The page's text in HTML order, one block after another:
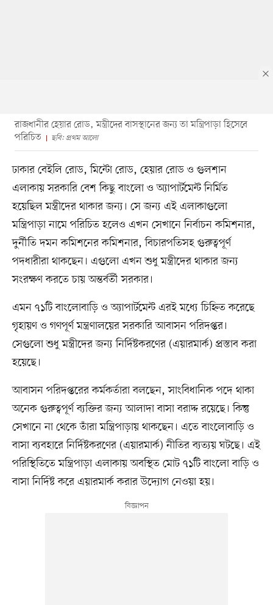
রাজধানীর হেয়ার রোড, মন্ত্রীদের বাসস্থানের জন্য তা মন্ত্রিপাড়া হিসেবে
পরিচিত
ছবি: প্রথম আলো
ঢাকার বেইলি রোড, মিন্টো রোড, হেয়ার রোড ও গুলশান
এলাকায় সরকারি বেশ কিছু বাংলো ও অ্যাপার্টমেন্ট নির্মিত
হয়েছিল মন্ত্রীদের থাকার জন্য। সে জন্য এই এলাকাগুলো
মন্ত্রিপাড়া নামে পরিচিত হলেও এখন সেখানে নির্বাচন কমিশনার,
দুর্নীতি দমন কমিশনের কমিশনার, বিচারপতিসহ গুরুত্বপূর্ণ
পদধারীরা থাকছেন। এগুলো এখন শুধু মন্ত্রীদের থাকার জন্য
সংরক্ষণ করতে চায় অন্তর্বর্তী সরকার।
এমন ৭১টি বাংলোবাড়ি ও অ্যাপার্টমেন্ট এরই মধ্যে চিহ্নিত করেছে
গৃহায়ণ ও গণপূর্ণ মন্ত্রণালয়ের সরকারি আবাসন পরিদপ্তর।
সেগুলো শুধু মন্ত্রীদের জন্য নির্দিষ্টকরণের (এয়ারমার্ক) প্রস্তাব করা
হয়েছে।
আবাসন পরিদপ্তরের কর্মকর্তারা বলছেন, সাংবিধানিক পদে থাকা
অনেক গুরুত্বপূর্ণ ব্যক্তির জন্য আলাদা বাসা বরাদ্দ রয়েছে। কিন্তু
সেখানে না থেকে তাঁরা মন্ত্রিপাড়ায় থাকছেন। এতে বাংলোবাড়ি ও
বাসা ব্যবহারে নির্দিষ্টকরণের (এয়ারমার্ক) নীতির ব্যত্যয় ঘটছে। এই
পরিস্থিতিতে মন্ত্রিপাড়া এলাকায় অবস্থিত মোট ৭১টি বাংলো বাড়ি ও
বাসা নির্দিষ্ট করে এয়ারমার্ক করার উদ্যোগ নেওয়া হয়।